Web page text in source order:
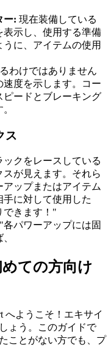
ー: 現在装備している
示し、使用する準備
に、アイテムの使用
わけではありません
度を示します。コー
ードとブレーキング
ス
ックをレースしている
が見えます。それら
ップまたはアイテム
に対して使用した
できます！"
"各パワーアップには固
ての方向け
へようこそ！エキサイ
ょう。このガイドで
ことがない方でも、プ